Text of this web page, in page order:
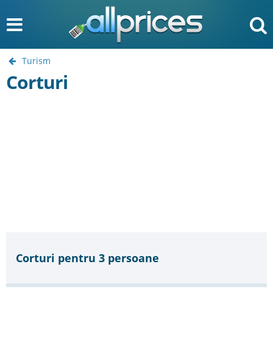
Turism
Corturi
Corturi pentru 3 persoane